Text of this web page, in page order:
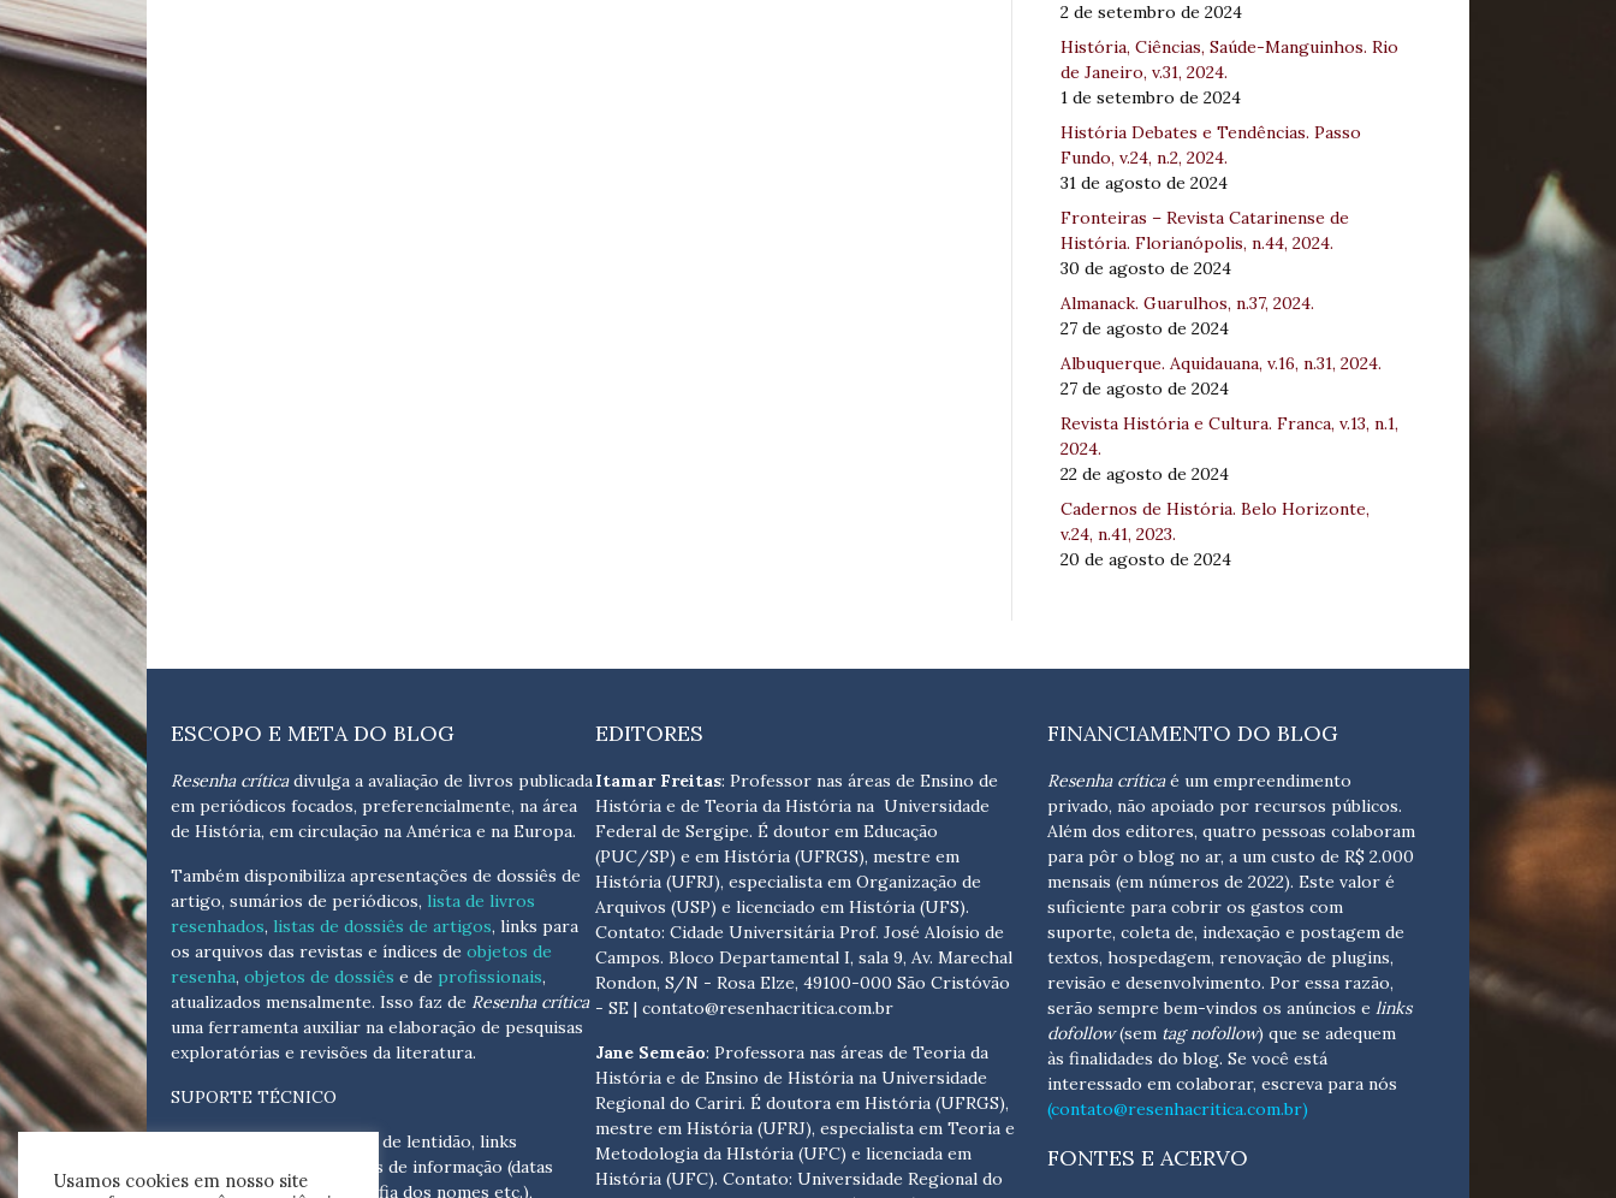
2 de setembro de 2024
História, Ciências, Saúde-Manguinhos. Rio
de Janeiro, v.31, 2024.
1 de setembro de 2024
História Debates e Tendências. Passo
Fundo, v.24, n.2, 2024.
31 de agosto de 2024
Fronteiras – Revista Catarinense de
História. Florianópolis, n.44, 2024.
30 de agosto de 2024
Almanack. Guarulhos, n.37, 2024.
27 de agosto de 2024
Albuquerque. Aquidauana, v.16, n.31, 2024.
27 de agosto de 2024
Revista História e Cultura. Franca, v.13, n.1,
2024.
22 de agosto de 2024
Cadernos de História. Belo Horizonte,
v.24, n.41, 2023.
20 de agosto de 2024
ESCOPO E META DO BLOG
Resenha críticadivulga a avaliação de livros publicada
em periódicos focados, preferencialmente, na área
de História, em circulação na América e na Europa.
Também disponibiliza apresentações de dossiês de
artigo, sumários de periódicos, lista de livros
resenhados, listas de dossiês de artigos, links para
os arquivos das revistas e índices de objetos de
resenha, objetos de dossiês e de profissionais,
atualizados mensalmente. Isso faz de Resenha crítica
uma ferramenta auxiliar na elaboração de pesquisas
exploratórias e revisões da literatura.
SUPORTE TÉCNICO
Para eventuais problemas de lentidão, links
quebrados, senhas e erros de informação (datas
tópicas, cronológicas, grafia dos nomes etc.),
EDITORES
Itamar Freitas: Professor nas áreas de Ensino de
História e de Teoria da História na Universidade
Federal de Sergipe. É doutor em Educação
(PUC/SP) e em História (UFRGS), mestre em
História (UFRJ), especialista em Organização de
Arquivos (USP) e licenciado em História (UFS).
Contato:Cidade Universitária Prof. José Aloísio de
Campos. Bloco Departamental I, sala 9, Av. Marechal
Rondon, S/N - Rosa Elze, 49100-000 São Cristóvão
- SE| contato@resenhacritica.com.br
Jane Semeão: Professora nas áreas de Teoria da
História e de Ensino de História na Universidade
Regional do Cariri. É doutora em História (UFRGS),
mestre em História (UFRJ), especialista em Teoria e
Metodologia da HIstória (UFC) e licenciada em
História (UFC). Contato:Universidade Regional do
FINANCIAMENTO DO BLOG
Resenha críticaé um empreendimento
privado, não apoiado por recursos públicos.
Além dos editores, quatro pessoas colaboram
para pôr o blog no ar, a um custo de R$ 2.000
mensais (em números de 2022). Este valor é
suficiente para cobrir os gastos com
suporte, coleta de, indexação e postagem de
textos, hospedagem, renovação de plugins,
revisão e desenvolvimento. Por essa razão,
serão sempre bem-vindos os anúncios e links
dofollow(sem tag nofollow) que se adequem
às finalidades do blog. Se você está
interessado em colaborar, escreva para nós
(contato@resenhacritica.com.br)
FONTES E ACERVO
Usamos cookies em nosso site